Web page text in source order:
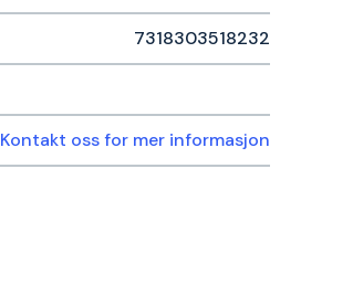
7318303518232
Kontakt oss for mer informasjon